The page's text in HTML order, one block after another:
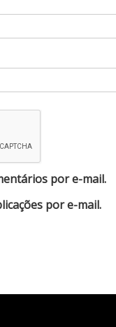
por e-mail.
por e-mail.